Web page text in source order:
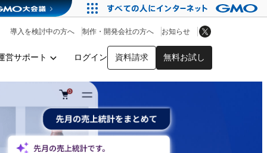
営サポート ログイン 資料請求 無料お試し
導入を検討中の方へ 制作・開発会社の方へ お知らせ
アプリストア